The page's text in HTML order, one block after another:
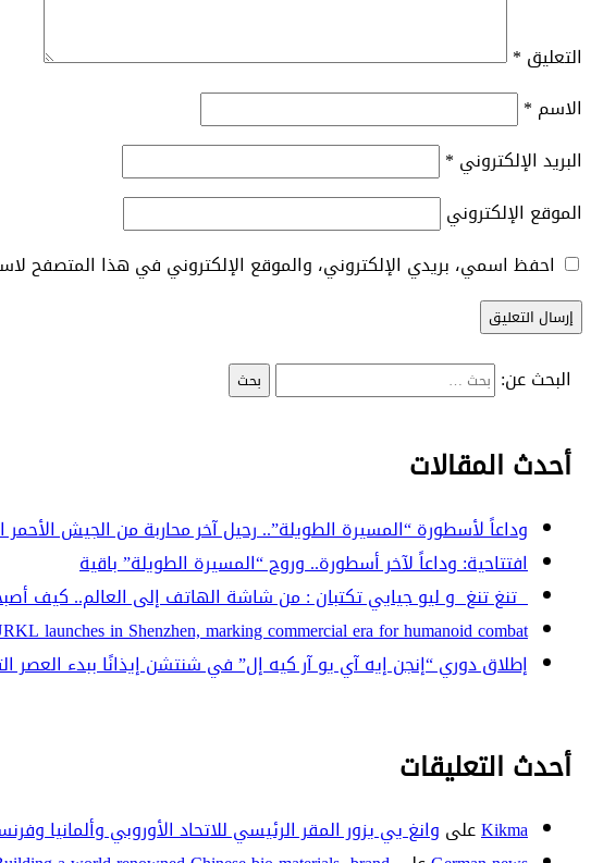
التعليق *
الاسم *
البريد الإلكتروني *
الموقع الإلكتروني
احفظ اسمي، بريدي الإلكتروني، والموقع الإلكتروني في هذا المتصفح
البحث عن:
أحدث المقالات
وداعاً لأسطورة “المسيرة الطويلة”.. رحيل آخر محاربة من الجيش الأحمر
افتتاحية: وداعاً لآخر أسطورة.. وروح “المسيرة الطويلة” باقية
تنغ تنغ و ليو جيايي تكتبان : من شاشة الهاتف إلى العالم.. كيف
launches in Shenzhen, marking commercial era for humanoid combat
إطلاق دوري “إنجن إيه آي يو آر كيه إل” في شنتشن إيذانًا ببدء العصر
أحدث التعليقات
Kikmaعلى وانغ يي يزور المقر الرئيسي للاتحاد الأوروبي وألمانيا